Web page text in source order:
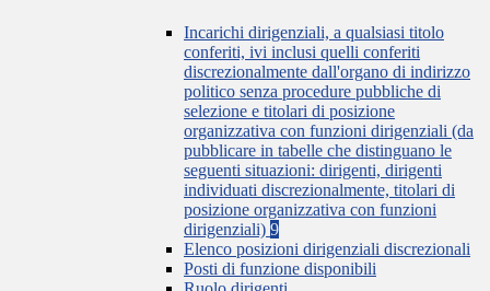
Incarichi dirigenziali, a qualsiasi titolo
conferiti, ivi inclusi quelli conferiti
discrezionalmente dall'organo di indirizzo
politico senza procedure pubbliche di
selezione e titolari di posizione
organizzativa con funzioni dirigenziali (da
pubblicare in tabelle che distinguano le
seguenti situazioni: dirigenti, dirigenti
individuati discrezionalmente, titolari di
posizione organizzativa con funzioni
dirigenziali) 9
Elenco posizioni dirigenziali discrezionali
Posti di funzione disponibili